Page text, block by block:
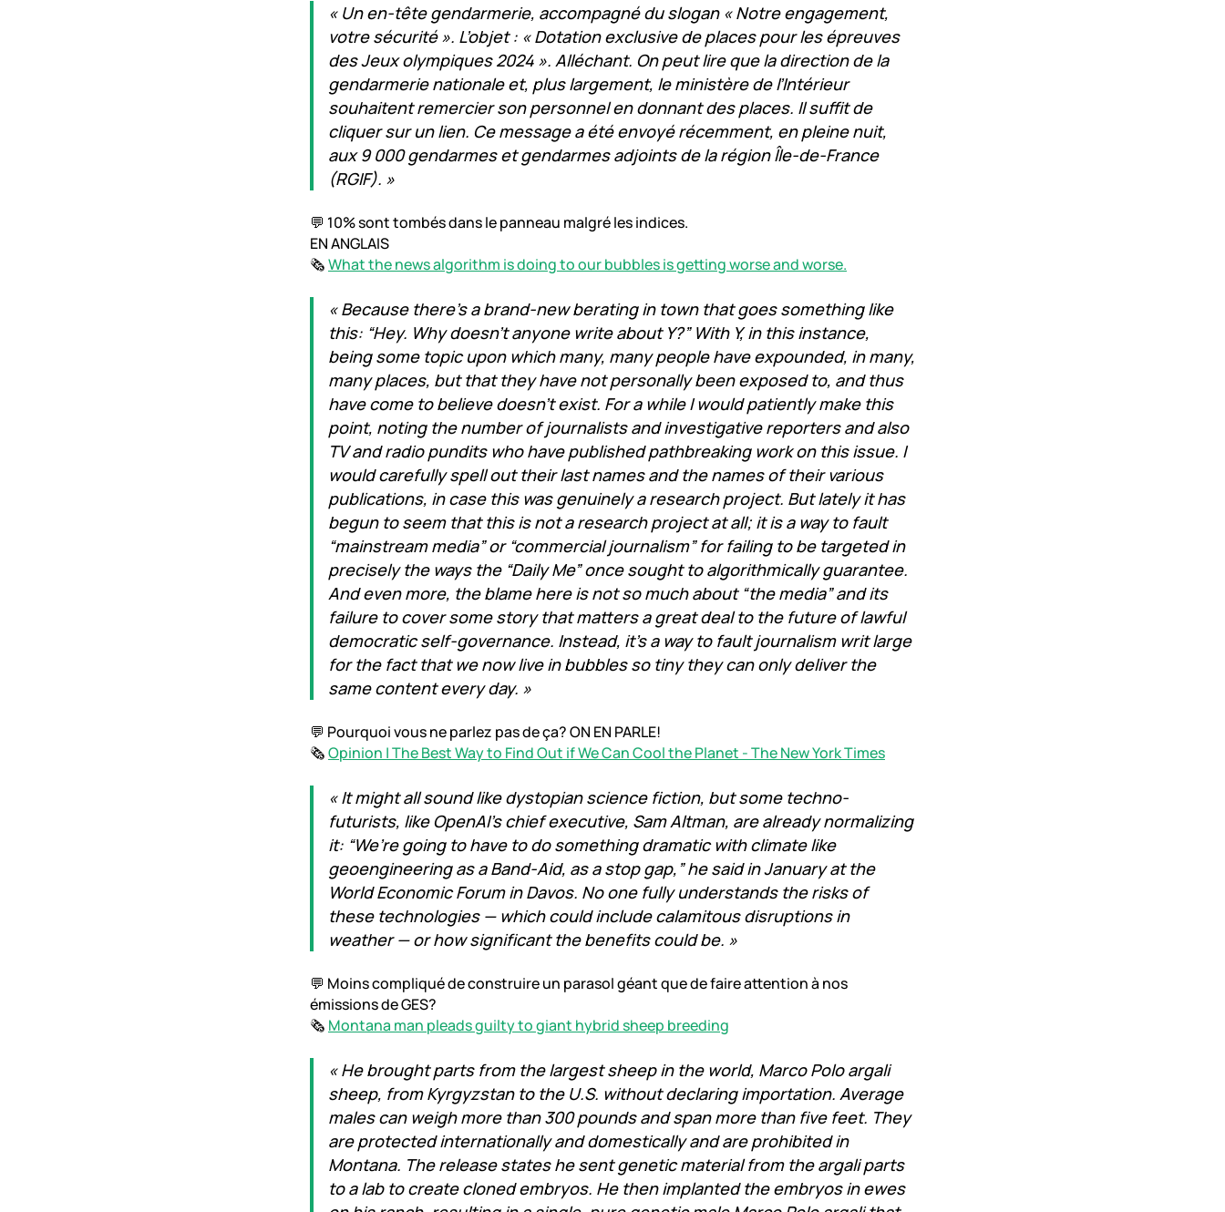
« Un en-tête gendarmerie, accompagné du slogan « Notre engagement,
votre sécurité ». L’objet : « Dotation exclusive de places pour les épreuves
des Jeux olympiques 2024 ». Alléchant. On peut lire que la direction de la
gendarmerie nationale et, plus largement, le ministère de l’Intérieur
souhaitent remercier son personnel en donnant des places. Il suffit de
cliquer sur un lien. Ce message a été envoyé récemment, en pleine nuit,
aux 9 000 gendarmes et gendarmes adjoints de la région Île-de-France
(RGIF). »
💬 10% sont tombés dans le panneau malgré les indices.
EN ANGLAIS
🗞️What the news algorithm is doing to our bubbles is getting worse and worse.
« Because there’s a brand-new berating in town that goes something like
this: “Hey. Why doesn’t anyone write about Y?” With Y, in this instance,
being some topic upon which many, many people have expounded, in many,
many places, but that they have not personally been exposed to, and thus
have come to believe doesn’t exist. For a while I would patiently make this
point, noting the number of journalists and investigative reporters and also
TV and radio pundits who have published pathbreaking work on this issue. I
would carefully spell out their last names and the names of their various
publications, in case this was genuinely a research project. But lately it has
begun to seem that this is not a research project at all; it is a way to fault
“mainstream media” or “commercial journalism” for failing to be targeted in
precisely the ways the “Daily Me” once sought to algorithmically guarantee.
And even more, the blame here is not so much about “the media” and its
failure to cover some story that matters a great deal to the future of lawful
democratic self-governance. Instead, it’s a way to fault journalism writ large
for the fact that we now live in bubbles so tiny they can only deliver the
same content every day. »
💬 Pourquoi vous ne parlez pas de ça? ON EN PARLE!
🗞️Opinion | The Best Way to Find Out if We Can Cool the Planet - The New York Times
« It might all sound like dystopian science fiction, but some techno-
futurists, like OpenAI’s chief executive, Sam Altman, are already normalizing
it: “We’re going to have to do something dramatic with climate like
geoengineering as a Band-Aid, as a stop gap,” he said in January at the
World Economic Forum in Davos. No one fully understands the risks of
these technologies — which could include calamitous disruptions in
weather — or how significant the benefits could be. »
💬 Moins compliqué de construire un parasol géant que de faire attention à nos
émissions de GES?
🗞️ Montana man pleads guilty to giant hybrid sheep breeding
« He brought parts from the largest sheep in the world, Marco Polo argali
sheep, from Kyrgyzstan to the U.S. without declaring importation. Average
males can weigh more than 300 pounds and span more than five feet. They
are protected internationally and domestically and are prohibited in
Montana. The release states he sent genetic material from the argali parts
to a lab to create cloned embryos. He then implanted the embryos in ewes